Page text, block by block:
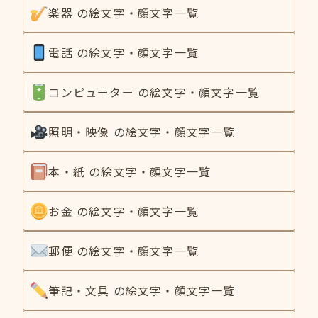
楽器 の絵文字・顔文字一覧
電話 の絵文字・顔文字一覧
コンピューター の絵文字・顔文字一覧
照明・映像 の絵文字・顔文字一覧
本・紙 の絵文字・顔文字一覧
お金 の絵文字・顔文字一覧
郵便 の絵文字・顔文字一覧
筆記・文具 の絵文字・顔文字一覧